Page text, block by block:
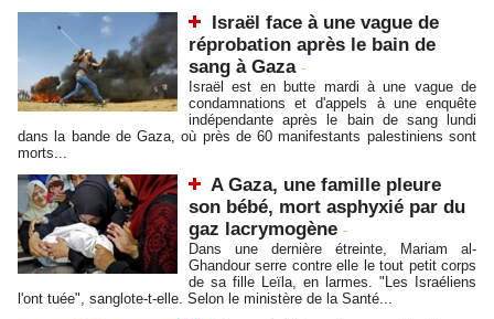
Israël face à une vague de
réprobation après le bain de
sang à Gaza -
Israël est en butte mardi à une vague de
condamnations et d'appels à une enquête
indépendante après le bain de sang lundi
dans la bande de Gaza, où près de 60 manifestants palestiniens sont
morts...
A Gaza, une famille pleure
son bébé, mort asphyxié par du
gaz lacrymogène -
Dans une dernière étreinte, Mariam al-
Ghandour serre contre elle le tout petit corps
de sa fille Leïla, en larmes. "Les Israéliens
l'ont tuée", sanglote-t-elle. Selon le ministère de la Santé...